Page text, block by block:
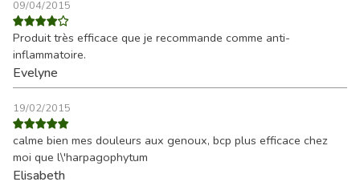
09/04/2015
Produit très efficace que je recommande comme anti-
inflammatoire.
Evelyne
19/02/2015
calme bien mes douleurs aux genoux, bcp plus efficace chez
moi que l\'harpagophytum
Elisabeth